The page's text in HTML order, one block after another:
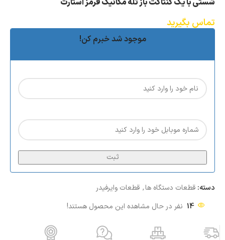
شستی با یک کنتاکت باز تله مکانیک قرمز استارت
تماس بگیرید
موجود شد خبرم کن!
ثبت
دسته: قطعات دستگاه ها, قطعات وایرفیدر
14 نفر در حال مشاهده این محصول هستند!